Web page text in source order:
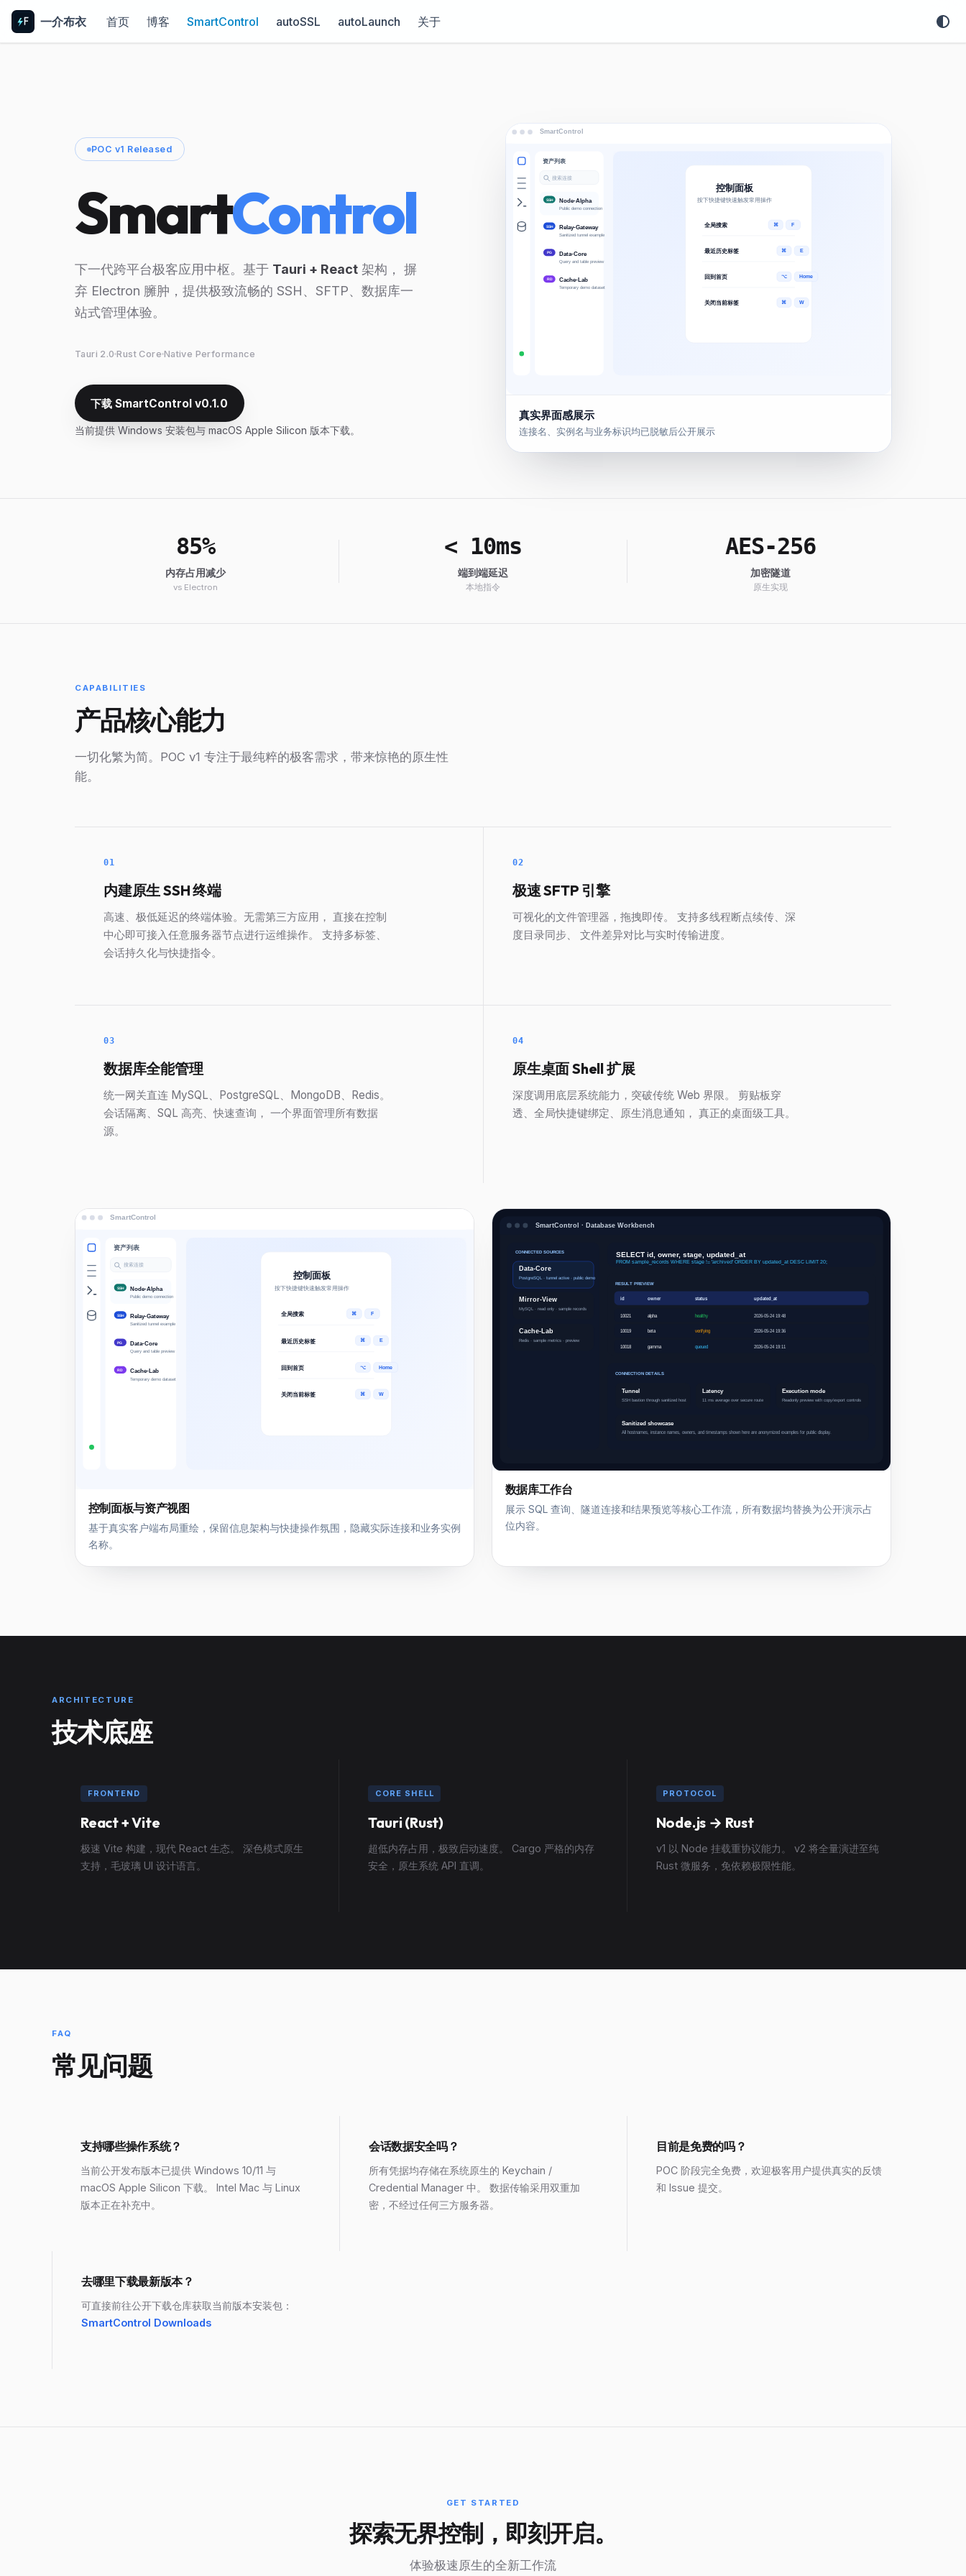
一介布衣 首页 博客 SmartControl autoSSL autoLaunch 关于
POC v1 Released
SmartControl
下一代跨平台极客应用中枢。基于 Tauri + React 架构， 摒
弃 Electron 臃肿，提供极致流畅的 SSH、SFTP、数据库一
站式管理体验。
Tauri 2.0 Rust Core Native Performance
下载 SmartControl v0.1.0
当前提供 Windows 安装包与 macOS Apple Silicon 版本下载。
真实界面感展示
连接名、实例名与业务标识均已脱敏后公开展示
85%
内存占用减少
vs Electron
< 10ms
端到端延迟
本地指令
AES-256
加密隧道
原生实现
CAPABILITIES
产品核心能力
一切化繁为简。POC v1 专注于最纯粹的极客需求，带来惊艳的原生性
能。
01
内建原生 SSH 终端
高速、极低延迟的终端体验。无需第三方应用， 直接在控制
中心即可接入任意服务器节点进行运维操作。 支持多标签、
会话持久化与快捷指令。
02
极速 SFTP 引擎
可视化的文件管理器，拖拽即传。 支持多线程断点续传、深
度目录同步、 文件差异对比与实时传输进度。
03
数据库全能管理
统一网关直连 MySQL、PostgreSQL、MongoDB、Redis。
会话隔离、SQL 高亮、快速查询， 一个界面管理所有数据
源。
04
原生桌面 Shell 扩展
深度调用底层系统能力，突破传统 Web 界限。 剪贴板穿
透、全局快捷键绑定、原生消息通知， 真正的桌面级工具。
控制面板与资产视图
基于真实客户端布局重绘，保留信息架构与快捷操作氛围，隐藏实际连接和业务实例
名称。
数据库工作台
展示 SQL 查询、隧道连接和结果预览等核心工作流，所有数据均替换为公开演示占
位内容。
ARCHITECTURE
技术底座
FRONTEND
React + Vite
极速 Vite 构建，现代 React 生态。 深色模式原生
支持，毛玻璃 UI 设计语言。
CORE SHELL
Tauri (Rust)
超低内存占用，极致启动速度。 Cargo 严格的内存
安全，原生系统 API 直调。
PROTOCOL
Node.js → Rust
v1 以 Node 挂载重协议能力。 v2 将全量演进至纯
Rust 微服务，免依赖极限性能。
FAQ
常见问题
支持哪些操作系统？
当前公开发布版本已提供 Windows 10/11 与
macOS Apple Silicon 下载。 Intel Mac 与 Linux
版本正在补充中。
会话数据安全吗？
所有凭据均存储在系统原生的 Keychain /
Credential Manager 中。 数据传输采用双重加
密，不经过任何三方服务器。
目前是免费的吗？
POC 阶段完全免费，欢迎极客用户提供真实的反馈
和 Issue 提交。
去哪里下载最新版本？
可直接前往公开下载仓库获取当前版本安装包：
SmartControl Downloads
GET STARTED
探索无界控制，即刻开启。
体验极速原生的全新工作流